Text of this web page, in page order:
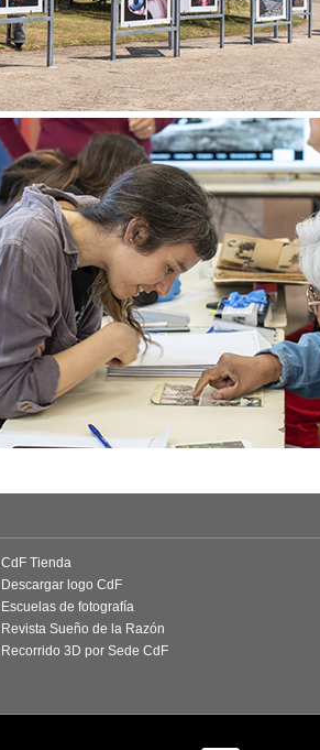
CdF Tienda
Descargar logo CdF
Escuelas de fotografía
Revista Sueño de la Razón
Recorrido 3D por Sede CdF